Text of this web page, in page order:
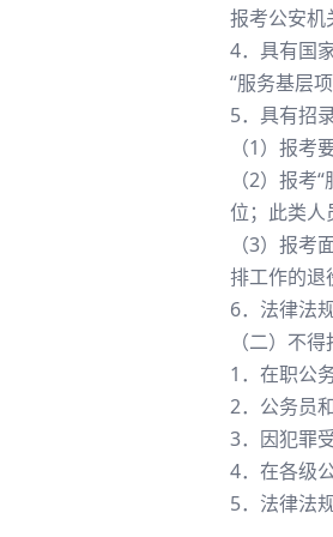
报考公安机
4．具有国
“服务基层
5．具有招
（1）报
（2）报
位；此类人
（3）报
排工作的退
6．法律法
（二）不
1．在职公
2．公务员
3．因犯罪
4．在各级
5．法律法